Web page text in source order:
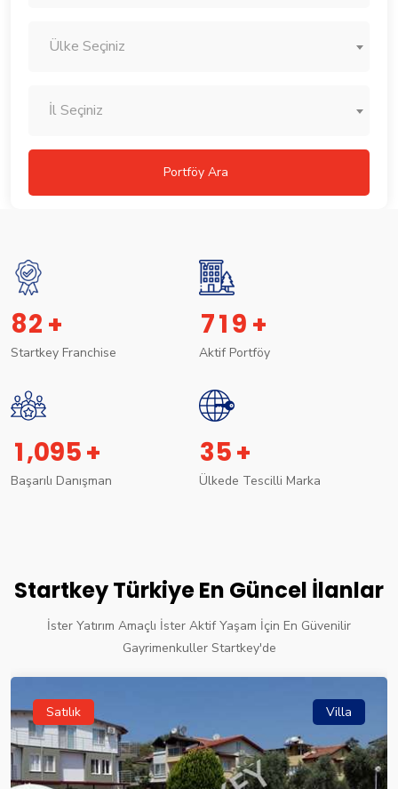
Ülke Seçiniz
İl Seçiniz
Portföy Ara
82 +
Startkey Franchise
719 +
Aktif Portföy
1,095+
Başarılı Danışman
35+
Ülkede Tescilli Marka
Startkey Türkiye En Güncel İlanlar
İster Yatırım Amaçlı İster Aktif Yaşam İçin En Güvenilir
Gayrimenkuller Startkey'de
Satılık Villa